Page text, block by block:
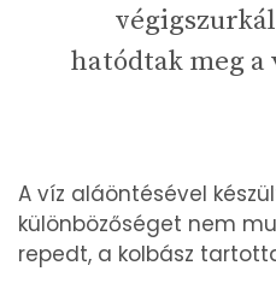
hatódtak meg a
A víz aláöntésével
különbözőséget nem
repedt, a kolbász